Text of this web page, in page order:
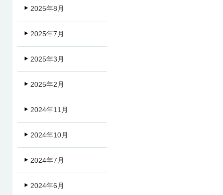
2025年8月
2025年7月
2025年3月
2025年2月
2024年11月
2024年10月
2024年7月
2024年6月